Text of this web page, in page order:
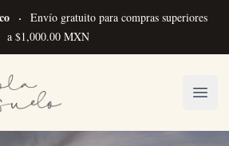
Envío gratuito para compras superiores
a $1,000.00 MXN